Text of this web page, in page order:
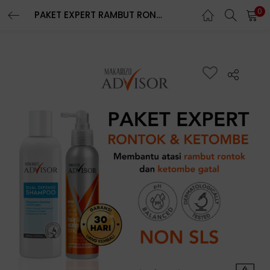
PAKET EXPERT RAMBUT RONTOK & KETOMBE – Makarizo Advisor Dual Defense Shampoo 200mL + Hair & Scalp Tonic 145mL 0